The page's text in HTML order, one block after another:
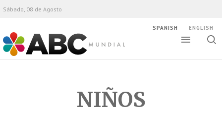
ABC Mundial
Sábado, 08 de Agosto
SPANISH ENGLISH
NIÑOS